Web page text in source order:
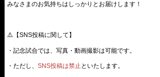
みなさまのお気持ちはしっかりとお届けします！
⚠️【SNS投稿に関して】
・記念試合では、写真・動画撮影は可能です。
・ただし、 SNS投稿は禁止 といたします。